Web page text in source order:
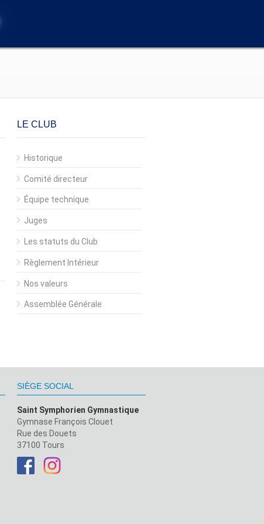
LE CLUB
Historique
Comité directeur
Équipe technique
Juges
Les statuts du Club
Règlement Intérieur
Nos valeurs
Assemblée Générale
SIÈGE SOCIAL
Saint Symphorien Gymnastique
Gymnase François Clouet
Rue des Douets
37100 Tours